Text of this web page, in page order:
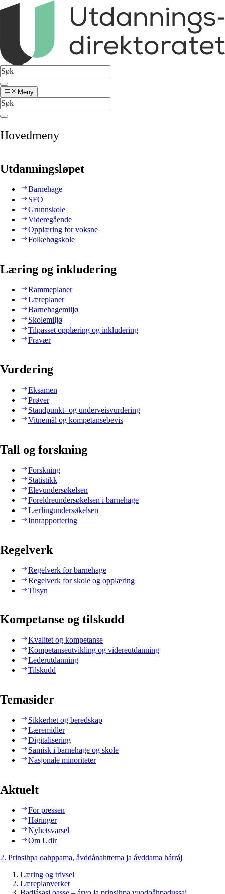
Meny
Hovedmeny
Utdanningsløpet
Barnehage
SFO
Grunnskole
Videregående
Opplæring for voksne
Folkehøgskole
Læring og inkludering
Rammeplaner
Læreplaner
Barnehagemiljø
Skolemiljø
Tilpasset opplæring og inkludering
Fravær
Vurdering
Eksamen
Prøver
Standpunkt- og underveisvurdering
Vitnemål og kompetansebevis
Tall og forskning
Forskning
Statistikk
Elevundersøkelsen
Foreldreundersøkelsen i barnehage
Lærlingundersøkelsen
Innrapportering
Regelverk
Regelverk for barnehage
Regelverk for skole og opplæring
Tilsyn
Kompetanse og tilskudd
Kvalitet og kompetanse
Kompetanseutvikling og videreutdanning
Lederutdanning
Tilskudd
Temasider
Sikkerhet og beredskap
Læremidler
Digitalisering
Samisk i barnehage og skole
Nasjonale minoriteter
Aktuelt
For pressen
Høringer
Nyhetsvarsel
Om Udir
2. Prinsihpa oahppama, åvddånahttema ja ávddama hárráj
Læring og trivsel
Læreplanverket